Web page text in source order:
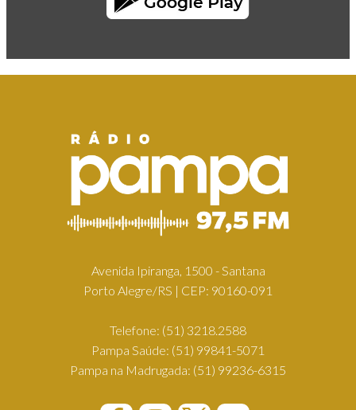
Avenida Ipiranga, 1500 - Santana
Porto Alegre/RS | CEP: 90160-091
Telefone: (51) 3218.2588
Pampa Saúde: (51) 99841-5071
Pampa na Madrugada: (51) 99236-6315